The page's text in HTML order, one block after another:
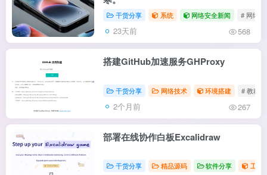
干货分享 系统 网络安全新闻 # 网络
23天前 568
搭建GitHub加速服务GHProxy
干货分享 网络技术 环境搭建 # 教程
2个月前 267
部署在线协作白板Excalidraw
干货分享 精品源码 软件分享 工具